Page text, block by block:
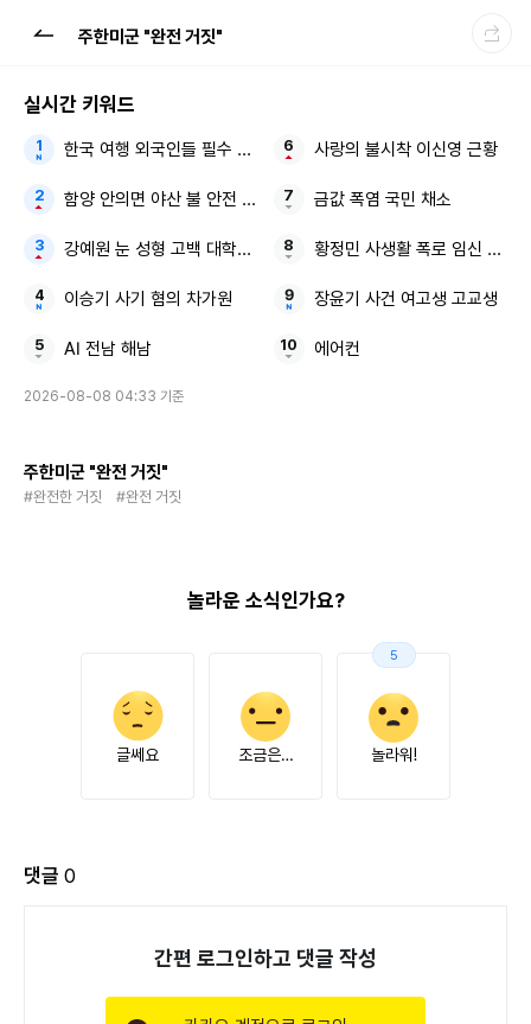
주한미군 "완전 거짓"
실시간 키워드
한국 여행 외국인들 필수 구매템
함양 안의면 야산 불 안전 안내문자
강예원 눈 성형 고백 대학생 비주얼
이승기 사기 혐의 차가원
AI 전남 해남
사랑의 불시착 이신영 근황
금값 폭염 국민 채소
황정민 사생활 폭로 임신 축하
장윤기 사건 여고생 고교생
에어컨
2026-08-08 04:33 기준
주한미군 "완전 거짓"
#완전한 거짓 #완전 거짓
놀라운 소식인가요?
글쎄요 조금은… 놀라워!
5
댓글 0
간편 로그인하고 댓글 작성